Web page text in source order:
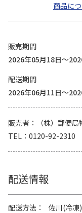
商品に
販売期間
2026年05月18日～
配送期間
2026年06月11日～
販売者
（株）郵便
TEL
0120-92-2310
配送情報
配送方法
佐川(冷凍)